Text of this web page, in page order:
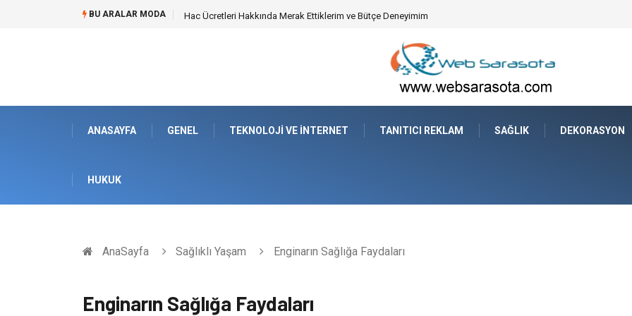
BU ARALAR MODA Öneri Sistemi ile Kurumsal İnovasyonun Dijitalleşmesi
ANASAYFA GENEL TEKNOLOJI VE İNTERNET TANITICI REKLAM SAĞLIK DEKORASYON
HUKUK
AnaSayfa Sağlıklı Yaşam Enginarın Sağlığa Faydaları
Enginarın Sağlığa Faydaları